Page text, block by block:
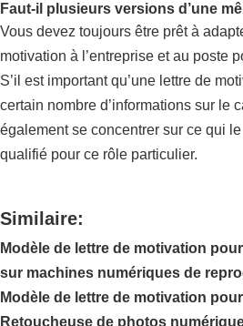
Faut-il plusieurs versions d’une
Vous devez toujours être prêt à
motivation à l’entreprise et au poste
S’il est important qu’une lettre de
certain nombre d’informations sur le
également se concentrer sur ce qui
qualifié pour ce rôle particulier.
Similaire:
Modèle de lettre de motivation
sur machines numériques de
Modèle de lettre de motivation
Retoucheuse de photos